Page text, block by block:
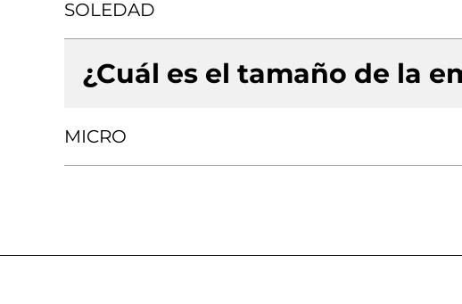
SOLEDAD
¿Cuál es el tamaño de la
MICRO